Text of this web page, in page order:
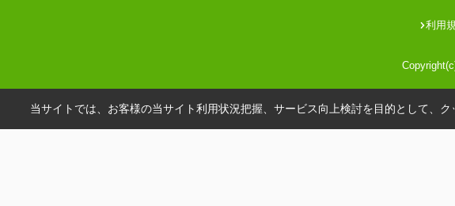
利用
当サイトでは、お客様の当サイト利用状況把握、サービス向上検討を目的として、